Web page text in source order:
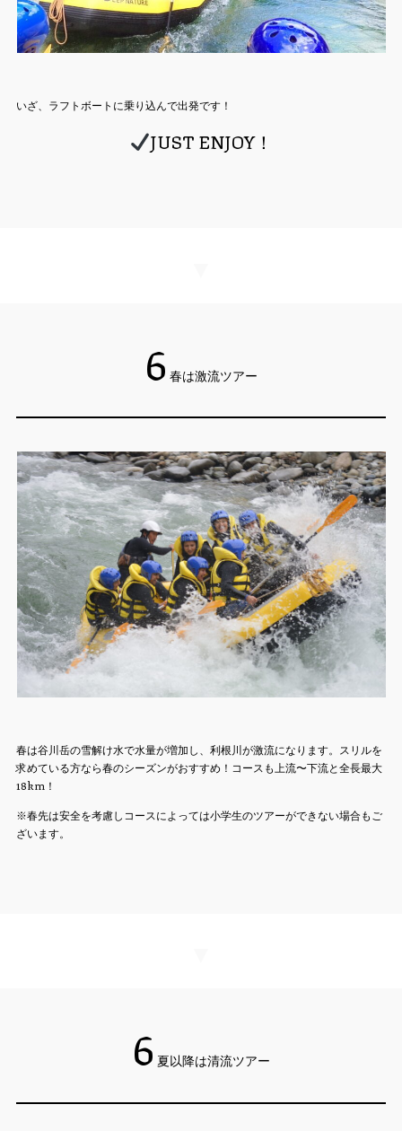
いざ、ラフトボートに乗り込んで出発です！
JUST ENJOY！
6 春は激流ツアー
春は谷川岳の雪解け水で水量が増加し、利根川が激流になります。スリルを
求めている方なら春のシーズンがおすすめ！コースも上流〜下流と全長最大
18km！
※春先は安全を考慮しコースによっては小学生のツアーができない場合もご
ざいます。
6 夏以降は清流ツアー